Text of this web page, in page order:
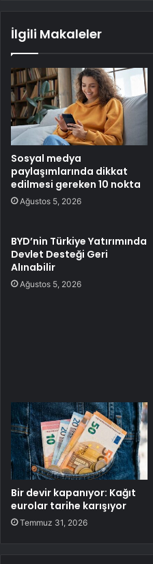
İlgili Makaleler
Sosyal medya
paylaşımlarında dikkat
edilmesi gereken 10 nokta
Ağustos 5, 2026
BYD’nin Türkiye Yatırımında
Devlet Desteği Geri
Alınabilir
Ağustos 5, 2026
Bir devir kapanıyor: Kağıt
eurolar tarihe karışıyor
Temmuz 31, 2026